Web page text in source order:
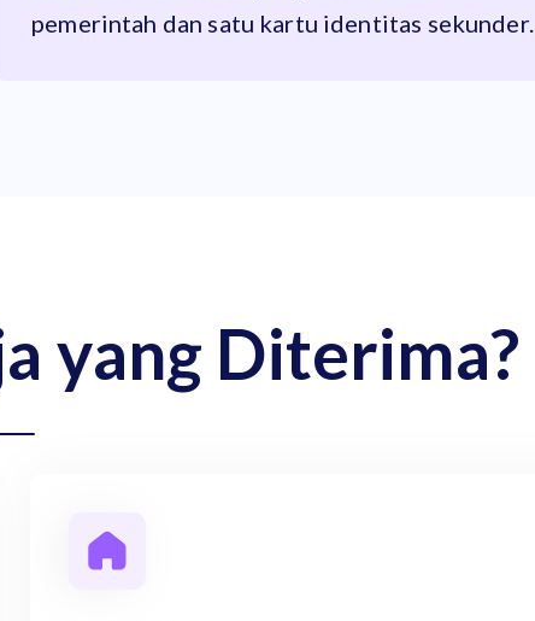
pemerintah dan satu kartu identitas sekunder.
yang Diterima?